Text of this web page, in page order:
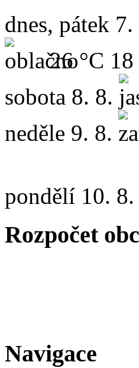
dnes, pátek
26 °C 18
sobota 8. 8.
neděle 9. 8.
pondělí 10. 8.
Rozpočet
Navigace